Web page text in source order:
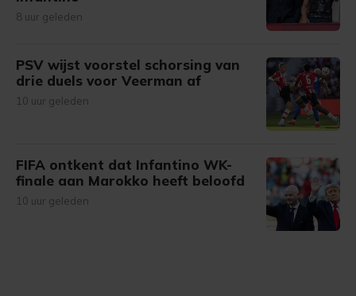
8 uur geleden
PSV wijst voorstel schorsing van
drie duels voor Veerman af
10 uur geleden
FIFA ontkent dat Infantino WK-
finale aan Marokko heeft beloofd
10 uur geleden